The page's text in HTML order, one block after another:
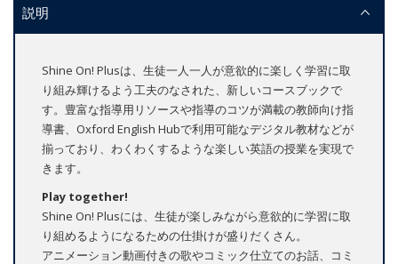
説明
Shine On! Plusは、生徒一人一人が意欲的に楽しく学習に取
り組み輝けるよう工夫のなされた、新しいコースブックで
す。豊富な指導用リソースや指導のコツが満載の教師向け指
導書、Oxford English Hubで利用可能なデジタル教材などが
揃っており、わくわくするような楽しい英語の授業を実現で
きます。
Play together!
Shine On! Plusには、生徒が楽しみながら意欲的に学習に取
り組めるようになるための仕掛けが盛りだくさん。
アニメーション動画付きの歌やコミック仕立てのお話、コミ